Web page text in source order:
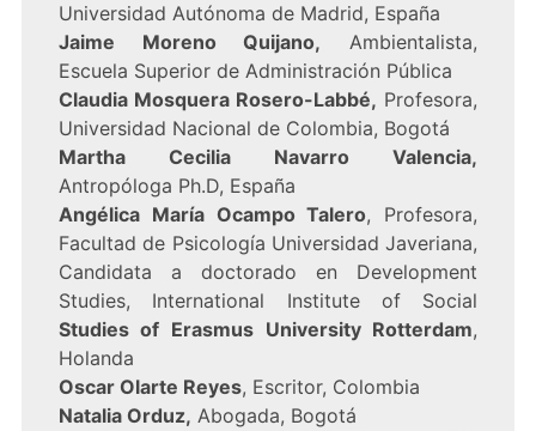
Universidad Autónoma de Madrid, España
Jaime Moreno Quijano, Ambientalista,
Escuela Superior de Administración Pública
Claudia Mosquera Rosero-Labbé, Profesora,
Universidad Nacional de Colombia, Bogotá
Martha Cecilia Navarro Valencia,
Antropóloga Ph.D, España
Angélica María Ocampo Talero, Profesora,
Facultad de Psicología Universidad Javeriana,
Candidata a doctorado en Development
Studies, International Institute of Social
Studies of Erasmus University Rotterdam,
Holanda
Oscar Olarte Reyes, Escritor, Colombia
Natalia Orduz, Abogada, Bogotá